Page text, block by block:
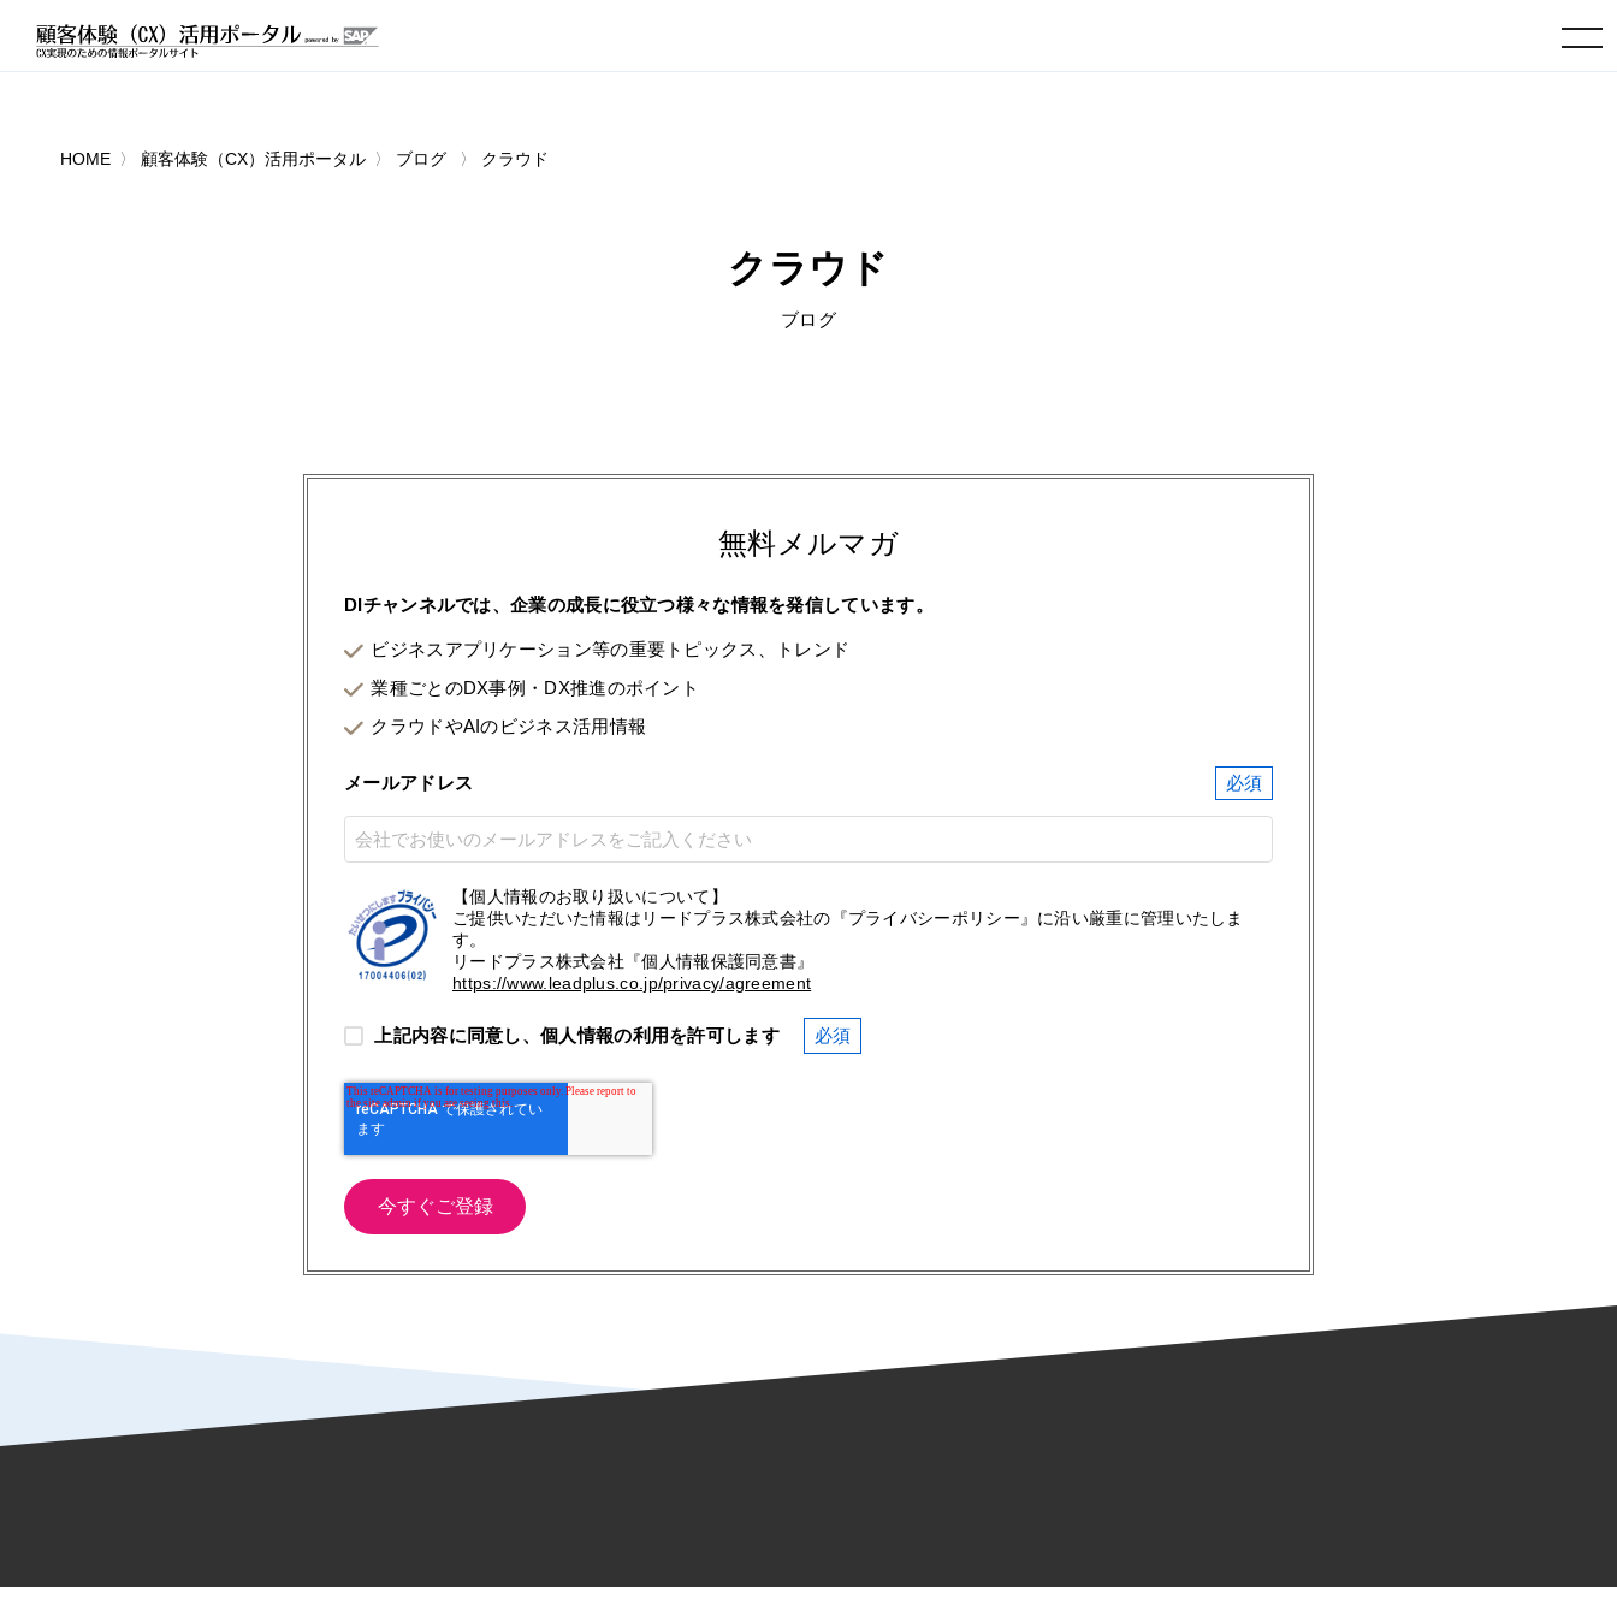
toggle navigation
HOME 顧客体験（CX）活用ポータル ブログ クラウド
クラウド
ブログ
無料メルマガ
DIチャンネルでは、企業の成長に役立つ様々な情報を発信しています。
ビジネスアプリケーション等の重要トピックス、トレンド
業種ごとのDX事例・DX推進のポイント
クラウドやAIのビジネス活用情報
メールアドレス
【個人情報のお取り扱いについて】
ご提供いただいた情報はリードプラス株式会社の『プライバシーポリシー』に沿い厳重に管理いたしま
す。
リードプラス株式会社『個人情報保護同意書』
https://www.leadplus.co.jp/privacy/agreement
上記内容に同意し、個人情報の利用を許可します